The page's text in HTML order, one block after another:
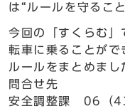
は“ルールを守るこ
今回の「すくらむ」
転車に乗ることがで
ルールをまとめまし
問合せ先
安全調整課 06（